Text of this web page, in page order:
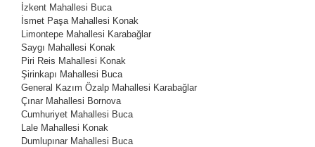
İzkent Mahallesi Buca
İsmet Paşa Mahallesi Konak
Limontepe Mahallesi Karabağlar
Saygı Mahallesi Konak
Piri Reis Mahallesi Konak
Şirinkapı Mahallesi Buca
General Kazım Özalp Mahallesi Karabağlar
Çınar Mahallesi Bornova
Cumhuriyet Mahallesi Buca
Lale Mahallesi Konak
Dumlupınar Mahallesi Buca